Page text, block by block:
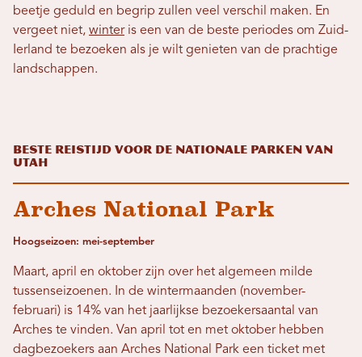
beetje geduld en begrip zullen veel verschil maken. En
vergeet niet, winteris een van de beste periodes om Zuid-
Ierland te bezoeken als je wilt genieten van de prachtige
landschappen.
Beste reistijd voor de nationale parken van
Utah
Arches National Park
Hoogseizoen: mei-september
Maart, april en oktober zijn over het algemeen milde
tussenseizoenen. In de wintermaanden (november-
februari) is 14% van het jaarlijkse bezoekersaantal van
Arches te vinden. Van april tot en met oktober hebben
dagbezoekers aan Arches National Park een ticket met